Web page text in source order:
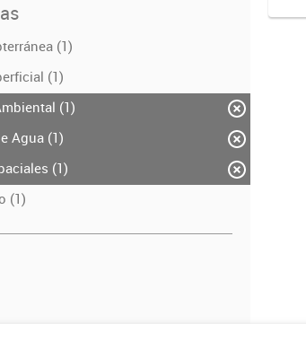
(1)
(1)
(1)
Agua (1)
(1)
(1)